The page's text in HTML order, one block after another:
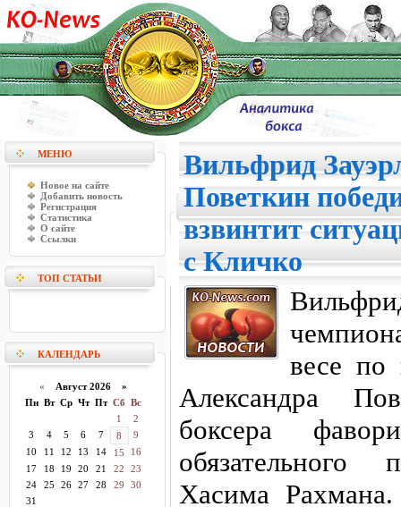
МЕНЮ
Новое на сайте
Добавить новость
Регистрация
Статистика
О сайте
Ссылки
ТОП СТАТЬИ
КАЛЕНДАРЬ
« Август 2026 »
Пн Вт Ср Чт Пт Сб Вс
1
2
3
4 5 6 7 8
9
10
11 12 13 14 15
16
17
18 19 20 21 22
23
24
25 26 27 28 29
30
31
Вильфрид
Поветкин
взвинтит
с Кличко
весе по
Александра
боксера
обязательного
Хасима